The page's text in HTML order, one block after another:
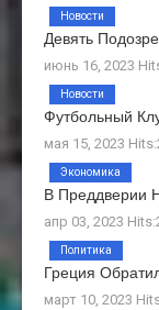
Девять
июнь 16, 2023
Новости
Футбольный
мая 15, 2023
Новости
В Преддверии
апр 03, 2023
Экономика
Греция
март 10, 2023
Политика